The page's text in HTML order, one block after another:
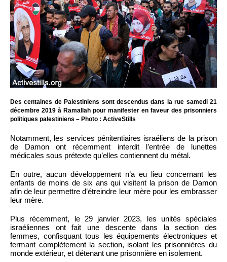
Des centaines de Palestiniens sont descendus dans la rue samedi 21
décembre 2019 à Ramallah pour manifester en faveur des prisonniers
politiques palestiniens – Photo : ActiveStills
Notamment, les services pénitentiaires israéliens de la prison
de Damon ont récemment interdit l’entrée de lunettes
médicales sous prétexte qu’elles contiennent du métal.
En outre, aucun développement n’a eu lieu concernant les
enfants de moins de six ans qui visitent la prison de Damon
afin de leur permettre d’étreindre leur mère pour les embrasser
leur mère.
Plus récemment, le 29 janvier 2023, les unités spéciales
israéliennes ont fait une descente dans la section des
femmes, confisquant tous les équipements électroniques et
fermant complètement la section, isolant les prisonnières du
monde extérieur, et détenant une prisonnière en isolement.